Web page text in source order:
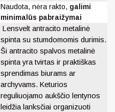
Naudota, nėra rakto, galimi
minimalūs pabraižymai
Lensvelt antracito metalinė
spinta su stumdomomis durimis.
Ši antracito spalvos metalinė
spinta yra tvirtas ir praktiškas
sprendimas biurams ar
archyvams. Keturios
reguliuojamo aukščio lentynos
leidžia lanksčiai organizuoti